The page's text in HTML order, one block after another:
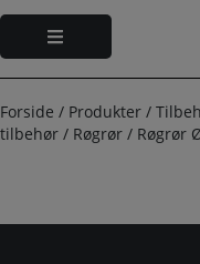
Hop
indholdet
Forside / Produkter /
tilbehør / Røgrør / Røgrør